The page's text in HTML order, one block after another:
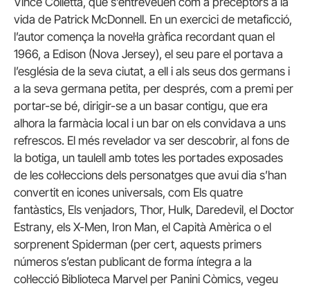
vida de Patrick McDonnell. En un exercici de metaficció,
l’autor comença la novel·la gràfica recordant quan el
1966, a Edison (Nova Jersey), el seu pare el portava a
l’església de la seva ciutat, a ell i als seus dos germans i
a la seva germana petita, per després, com a premi per
portar-se bé, dirigir-se a un basar contigu, que era
alhora la farmàcia local i un bar on els convidava a uns
refrescos. El més revelador va ser descobrir, al fons de
la botiga, un taulell amb totes les portades exposades
de les col·leccions dels personatges que avui dia s’han
convertit en icones universals, com Els quatre
fantàstics, Els venjadors, Thor, Hulk, Daredevil, el Doctor
Estrany, els X-Men, Iron Man, el Capità Amèrica o el
sorprenent Spiderman (per cert, aquests primers
números s’estan publicant de forma íntegra a la
col·lecció Biblioteca Marvel per Panini Còmics, vegeu